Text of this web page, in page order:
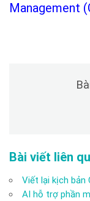
Management
Bài viết liên
Viết lại kịch bản
AI hỗ trợ phần